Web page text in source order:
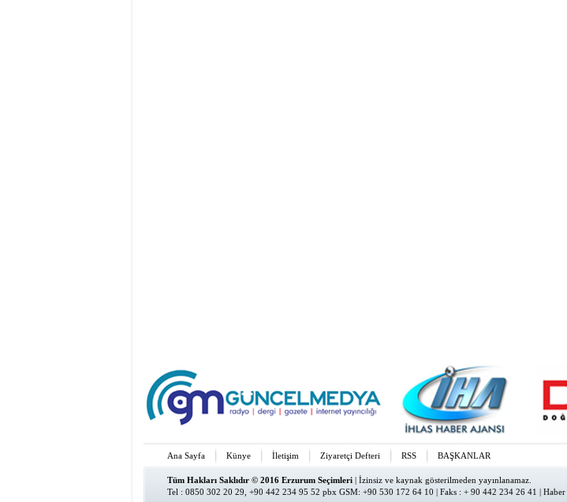
Ana Sayfa Künye İletişim Ziyaretçi Defteri RSS BAŞKANLAR
Tüm Hakları Saklıdır © 2016 Erzurum Seçimleri | İzinsiz ve kaynak gösterilmeden yayınlanamaz.
Tel : 0850 302 20 29, +90 442 234 95 52 pbx GSM: +90 530 172 64 10 | Faks : + 90 442 234 26 41 | Haber